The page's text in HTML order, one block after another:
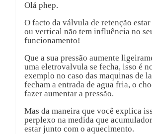
Olá phep.
O facto da válvula de retenção
ou vertical não tem influência no
funcionamento!
Que a sua pressão aumente
uma eletrovalvula se fecha, isso é
exemplo no caso das maquinas de
fecham a entrada de agua fria, o
fazer aumentar a pressão.
Mas da maneira que você explica
perplexo na medida que
estar junto com o aquecimento.